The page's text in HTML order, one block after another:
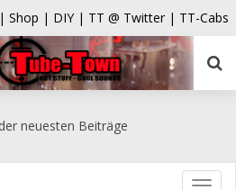
Shop | DIY | TT @ Twitter | TT-Cabs
neuesten Beiträge